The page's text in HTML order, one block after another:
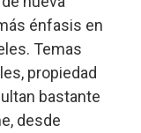
énfasis en
Temas
propiedad
bastante
desde